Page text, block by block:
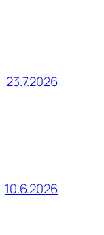
23.7.2026
10.6.2026